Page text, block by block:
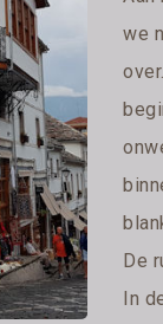
we
De
In